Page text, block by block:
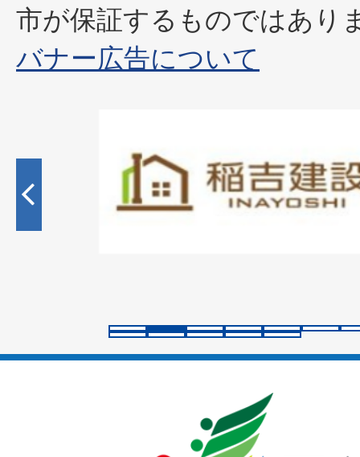
市が保証するものではあり
バナー広告について
枚
目
ラ
イ